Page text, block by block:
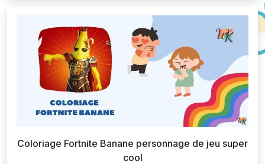
Coloriage Fortnite Banane personnage de jeu super
cool